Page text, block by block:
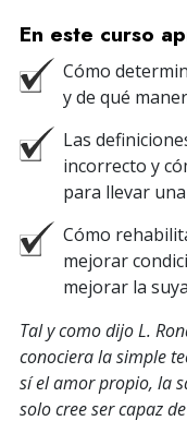
En este curso
Cómo
y de qué
Las
incorrecto y
para llevar
Cómo
mejorar
mejorar la
Tal y como dijo L.
conociera la simple
sí el amor propio, la
solo cree ser capaz